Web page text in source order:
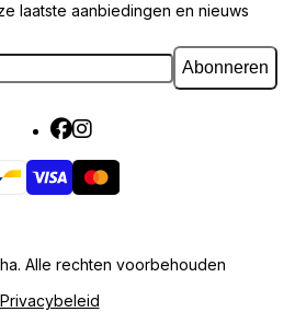
laatste aanbiedingen en nieuws
Abonneren
Alle rechten voorbehouden
Privacybeleid